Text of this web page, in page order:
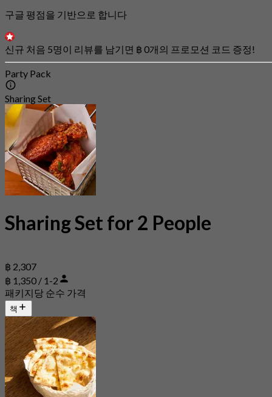
구글 평점을 기반으로 합니다
신규 처음 5명이 리뷰를 남기면 ฿ 0개의 프로모션 코드 증정!
Party Pack
Sharing Set
Sharing Set for 2 People
฿ 2,307
฿ 1,350 / 1-2
패키지당 순수 가격
책